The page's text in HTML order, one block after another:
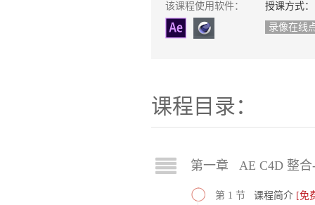
该课程使用软件：
授课方式：
录像在线
课程目录：
第一章 AE C4D 整合
第 1 节 课程简介 [免